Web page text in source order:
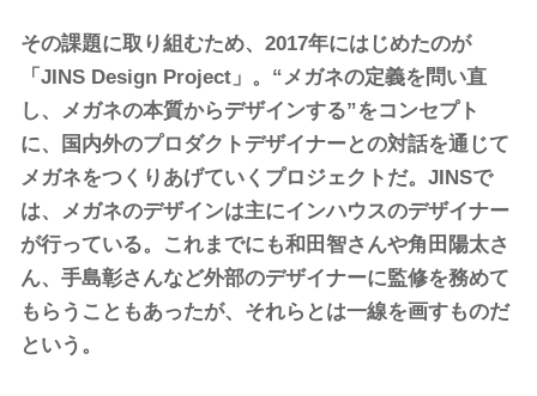
その課題に取り組むため、2017年にはじめたのが
「JINS Design Project」。“メガネの定義を問い直
し、メガネの本質からデザインする”をコンセプト
に、国内外のプロダクトデザイナーとの対話を通じて
メガネをつくりあげていくプロジェクトだ。JINSで
は、メガネのデザインは主にインハウスのデザイナー
が行っている。これまでにも和田智さんや角田陽太さ
ん、手島彰さんなど外部のデザイナーに監修を務めて
もらうこともあったが、それらとは一線を画すものだ
という。